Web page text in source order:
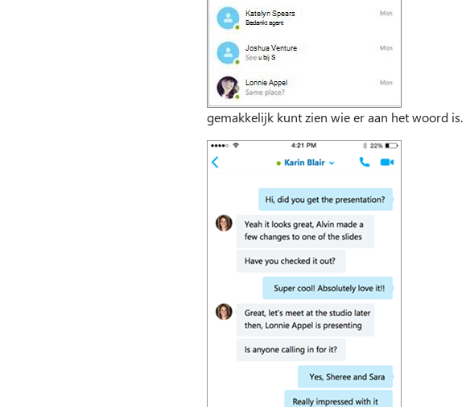
gemakkelijk kunt zien wie er aan het woord is.